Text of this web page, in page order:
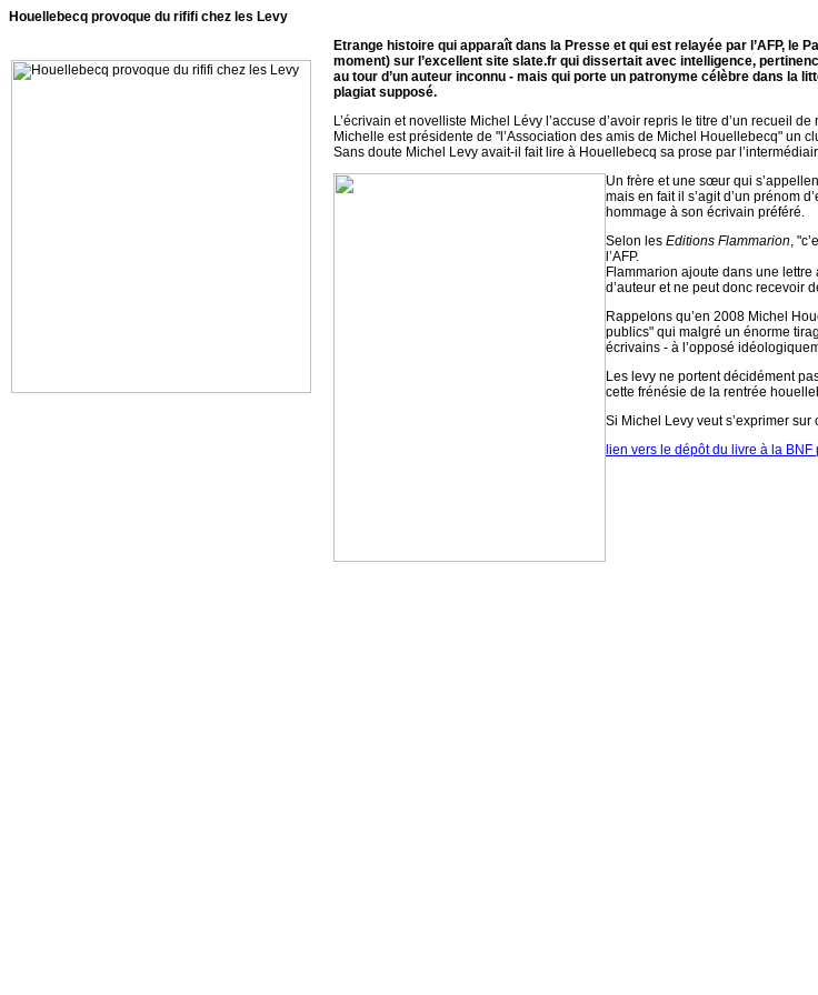
Houellebecq provoque du rififi chez les Levy
Etrange histoire qui apparaît dans la Presse et qui est relayée par l’AFP, le
moment) sur l’excellent site slate.fr qui dissertait avec intelligence,
au tour d’un auteur inconnu - mais qui porte un patronyme célèbre dans la
plagiat supposé.
L’écrivain et novelliste Michel Lévy l’accuse d’avoir repris le titre d’un recueil
Michelle est présidente de "l’Association des amis de Michel Houellebecq" un
Sans doute Michel Levy avait-il fait lire à Houellebecq sa prose par
Un frère et une sœur qui
mais en fait il s’agit d’un prénom
hommage à son écrivain préféré.
Selon les Editions Flammarion,
l’AFP.
Flammarion ajoute dans une
d’auteur et ne peut donc recevoir
Rappelons qu’en 2008 Michel
publics" qui malgré un énorme
écrivains - à l’opposé
Les levy ne portent décidément
cette frénésie de la rentrée
Si Michel Levy veut s’exprimer
lien vers le dépôt du livre à la